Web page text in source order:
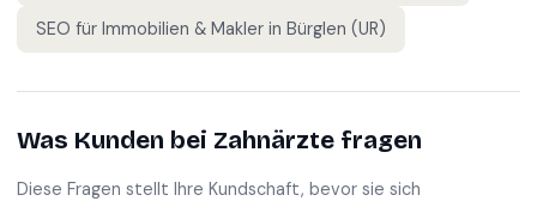
SEO für Immobilien & Makler in Bürglen (UR)
Was Kunden bei Zahnärzte fragen
Diese Fragen stellt Ihre Kundschaft, bevor sie sich